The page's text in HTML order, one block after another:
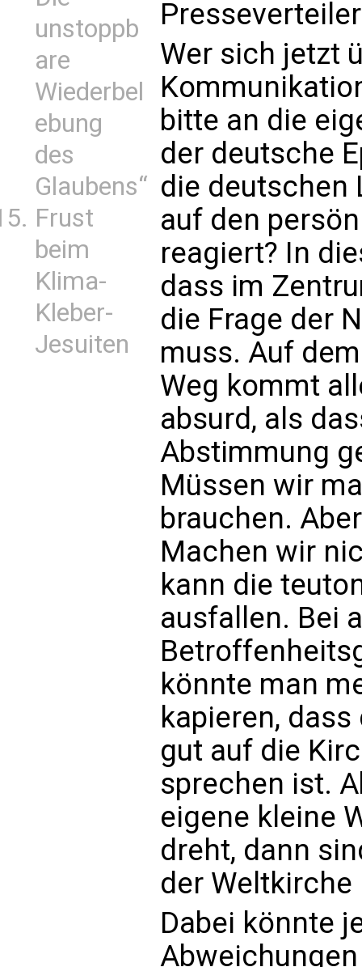
unstoppb
are
Wiederbel
ebung
des
Glaubens“
Frust
beim
Klima-
Kleber-
Jesuiten
Wer sich jetzt
bitte an die
der deutsche
die deutschen
auf den
reagiert? In
dass im
die Frage der
muss. Auf
Weg kommt
absurd, als
Abstimmung
Müssen wir
brauchen.
Machen wir
kann die
ausfallen. Bei
könnte man
kapieren,
gut auf die
sprechen ist.
eigene kleine
dreht, dann
der Weltkirche
Dabei könnte